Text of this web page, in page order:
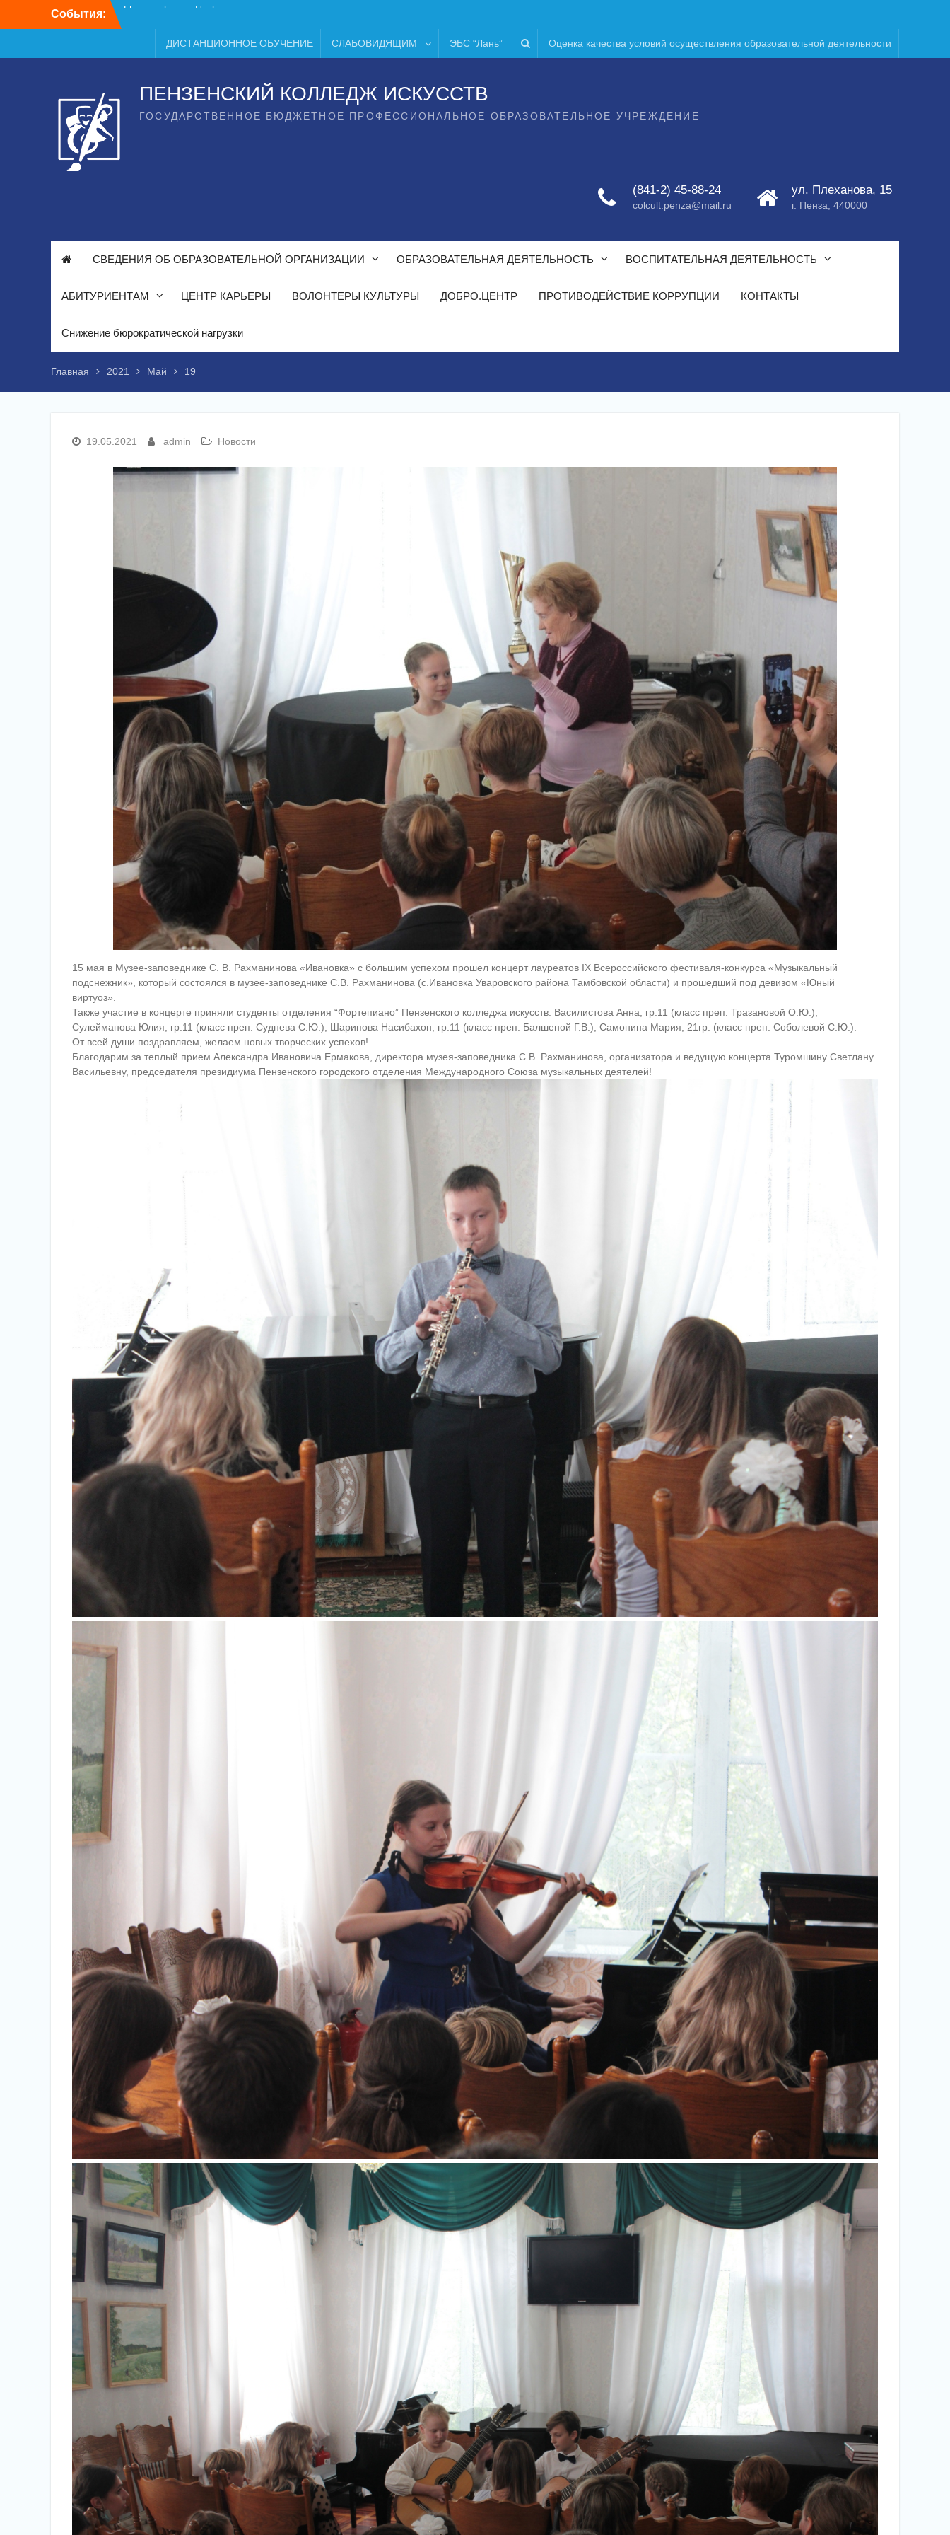
События:
ДИСТАНЦИОННОЕ ОБУЧЕНИЕ СЛАБОВИДЯЩИМ ЭБС “Лань” Оценка качества условий осуществления образовательной деятельности
ПЕНЗЕНСКИЙ КОЛЛЕДЖ ИСКУССТВ
ГОСУДАРСТВЕННОЕ БЮДЖЕТНОЕ ПРОФЕССИОНАЛЬНОЕ ОБРАЗОВАТЕЛЬНОЕ УЧРЕЖДЕНИЕ
(841-2) 45-88-24
colcult.penza@mail.ru
ул. Плеханова, 15
г. Пенза, 440000
СВЕДЕНИЯ ОБ ОБРАЗОВАТЕЛЬНОЙ ОРГАНИЗАЦИИ ОБРАЗОВАТЕЛЬНАЯ ДЕЯТЕЛЬНОСТЬ ВОСПИТАТЕЛЬНАЯ ДЕЯТЕЛЬНОСТЬ
АБИТУРИЕНТАМ ЦЕНТР КАРЬЕРЫ ВОЛОНТЕРЫ КУЛЬТУРЫ ДОБРО.ЦЕНТР ПРОТИВОДЕЙСТВИЕ КОРРУПЦИИ КОНТАКТЫ
Снижение бюрократической нагрузки
Главная 2021 Май 19
19.05.2021 admin Новости
15 мая в Музее-заповеднике С. В. Рахманинова «Ивановка» с большим успехом прошел концерт лауреатов IX Всероссийского фестиваля-конкурса «Музыкальный
подснежник», который состоялся в музее-заповеднике С.В. Рахманинова (с.Ивановка Уваровского района Тамбовской области) и прошедший под девизом «Юный
виртуоз».
Также участие в концерте приняли студенты отделения “Фортепиано” Пензенского колледжа искусств: Василистова Анна, гр.11 (класс преп. Тразановой О.Ю.),
Сулейманова Юлия, гр.11 (класс преп. Суднева С.Ю.), Шарипова Насибахон, гр.11 (класс преп. Балшеной Г.В.), Самонина Мария, 21гр. (класс преп. Соболевой С.Ю.).
От всей души поздравляем, желаем новых творческих успехов!
Благодарим за теплый прием Александра Ивановича Ермакова, директора музея-заповедника С.В. Рахманинова, организатора и ведущую концерта Туромшину Светлану
Васильевну, председателя президиума Пензенского городского отделения Международного Союза музыкальных деятелей!